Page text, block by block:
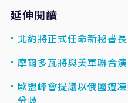
延伸閱讀
北約將正式任命新秘書
摩爾多瓦將與美軍聯合
歐盟峰會提議以俄國遭
分歧